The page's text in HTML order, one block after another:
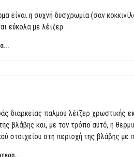
είναι η συχνή δυσχρωμία (σαν
εύκολα με λέιζερ.
διαρκείας παλμού λέιζερ χρωστικής
βλάβης και, με τον τρόπο αυτό, η
στοιχείου στη περιοχή της βλάβης με